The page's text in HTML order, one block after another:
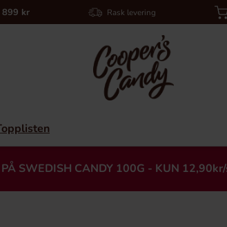
899 kr Rask levering
PÅ SWEDISH CANDY 100G - KUN